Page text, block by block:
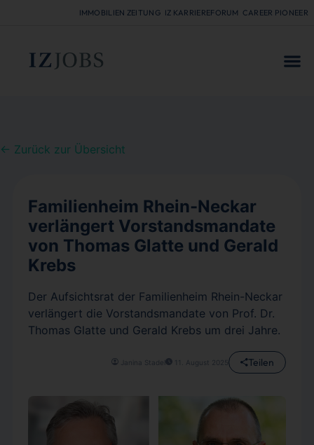
IMMOBILIEN ZEITUNG IZ KARRIEREFORUM CAREER PIONEER
← Zurück zur Übersicht
Familienheim Rhein-Neckar
verlängert Vorstandsmandate
von Thomas Glatte und Gerald
Krebs
Der Aufsichtsrat der Familienheim Rhein-Neckar
verlängert die Vorstandsmandate von Prof. Dr.
Thomas Glatte und Gerald Krebs um drei Jahre.
Janina Stadel 11. August 2025 Teilen